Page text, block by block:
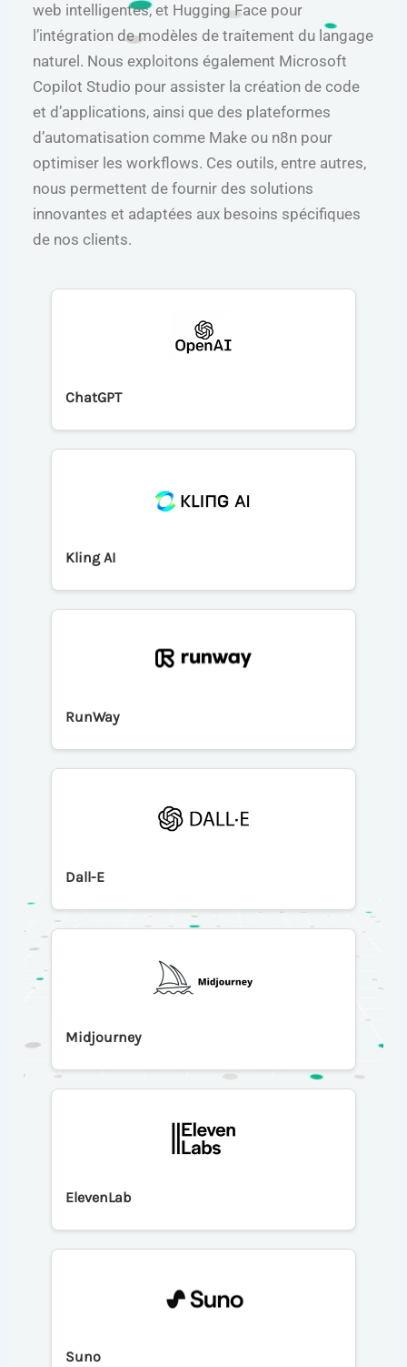
web intelligentes, et Hugging Face pour
l’intégration de modèles de traitement du langage
naturel. Nous exploitons également Microsoft
Copilot Studio pour assister la création de code
et d’applications, ainsi que des plateformes
d’automatisation comme Make ou n8n pour
optimiser les workflows. Ces outils, entre autres,
nous permettent de fournir des solutions
innovantes et adaptées aux besoins spécifiques
de nos clients.
ChatGPT
Kling AI
RunWay
Dall-E
Midjourney
ElevenLab
Suno